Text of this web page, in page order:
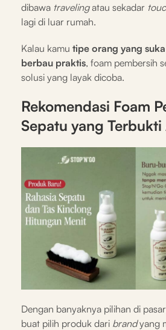
dibawa travelingatau sekadar
lagi di luar rumah.
Kalau kamu tipe orang yang
berbau praktis, foam pembersih
solusi yang layak dicoba.
Rekomendasi Foam
Sepatu yang
Dengan banyaknya pilihan di
buat pilih produk dari brandyang